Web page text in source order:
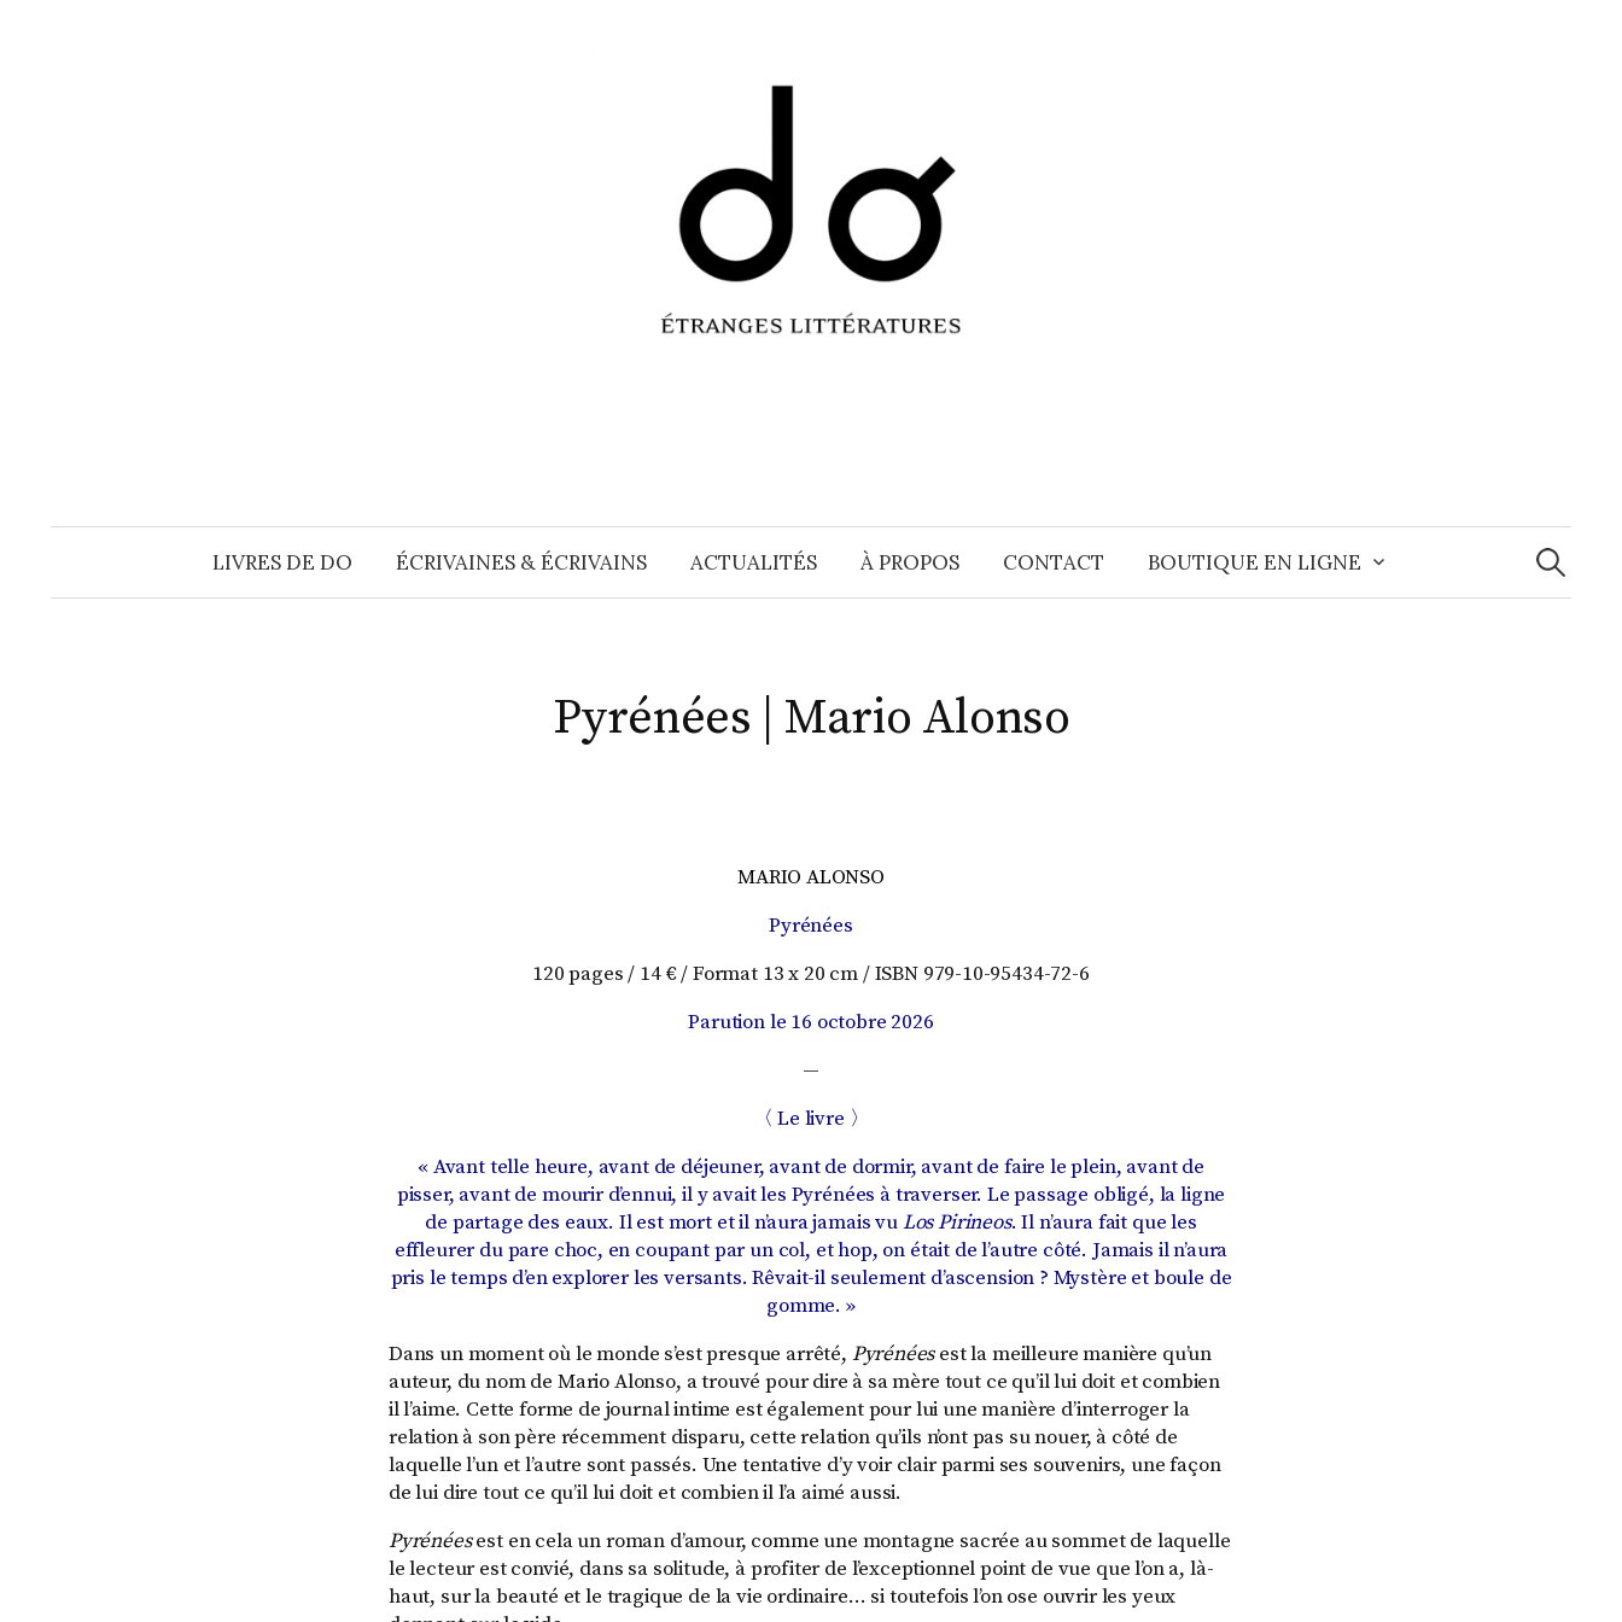
LIVRES DE DO ÉCRIVAINES & ÉCRIVAINS ACTUALITÉS À PROPOS CONTACT BOUTIQUE EN LIGNE
Pyrénées | Mario Alonso
MARIO ALONSO
Pyrénées
120 pages / 14 € / Format 13 x 20 cm / ISBN 979-10-95434-72-6
Parution le 16 octobre 2026
—
〈 Le livre 〉
« Avant telle heure, avant de déjeuner, avant de dormir, avant de faire le plein, avant de
pisser, avant de mourir d’ennui, il y avait les Pyrénées à traverser. Le passage obligé, la ligne
de partage des eaux. Il est mort et il n’aura jamais vuLos Pirineos. Il n’aura fait que les
effleurer du pare choc, en coupant par un col, et hop, on était de l’autre côté. Jamais il n’aura
pris le temps d’en explorer les versants. Rêvait-il seulement d’ascension ? Mystère et boule de
gomme. »
Dans un moment où le monde s’est presque arrêté, Pyrénéesest la meilleure manière qu’un
auteur, du nom de Mario Alonso, a trouvé pour dire à sa mère tout ce qu’il lui doit et combien
il l’aime. Cette forme de journal intime est également pour lui une manière d’interroger la
relation à son père récemment disparu, cette relation qu’ils n’ont pas su nouer, à côté de
laquelle l’un et l’autre sont passés. Une tentative d’y voir clair parmi ses souvenirs, une façon
de lui dire tout ce qu’il lui doit et combien il l’a aimé aussi.
Pyrénéesest en cela un roman d’amour, comme une montagne sacrée au sommet de laquelle
le lecteur est convié, dans sa solitude, à profiter de l’exceptionnel point de vue que l’on a, là-
haut, sur la beauté et le tragique de la vie ordinaire… si toutefois l’on ose ouvrir les yeux